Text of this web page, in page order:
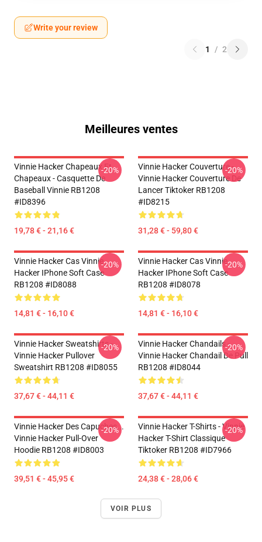
Write your review
1 / 2
Meilleures ventes
Vinnie Hacker Chapeaux Et
Chapeaux - Casquette De
Baseball Vinnie RB1208
#ID8396
19,78 € - 21,16 €
-20%
Vinnie Hacker Couverture -
Vinnie Hacker Couverture De
Lancer Tiktoker RB1208
#ID8215
31,28 € - 59,80 €
-20%
Vinnie Hacker Cas Vinnie
Hacker IPhone Soft Case
RB1208 #ID8088
14,81 € - 16,10 €
-20%
Vinnie Hacker Cas Vinnie
Hacker IPhone Soft Case
RB1208 #ID8078
14,81 € - 16,10 €
-20%
Vinnie Hacker Sweatshirts -
Vinnie Hacker Pullover
Sweatshirt RB1208 #ID8055
37,67 € - 44,11 €
-20%
Vinnie Hacker Chandails -
Vinnie Hacker Chandail De Pull
RB1208 #ID8044
37,67 € - 44,11 €
-20%
Vinnie Hacker Des Capuches...
Vinnie Hacker Pull-Over
Hoodie RB1208 #ID8003
39,51 € - 45,95 €
-20%
Vinnie Hacker T-Shirts - Vinnie
Hacker T-Shirt Classique
Tiktoker RB1208 #ID7966
24,38 € - 28,06 €
-20%
VOIR PLUS